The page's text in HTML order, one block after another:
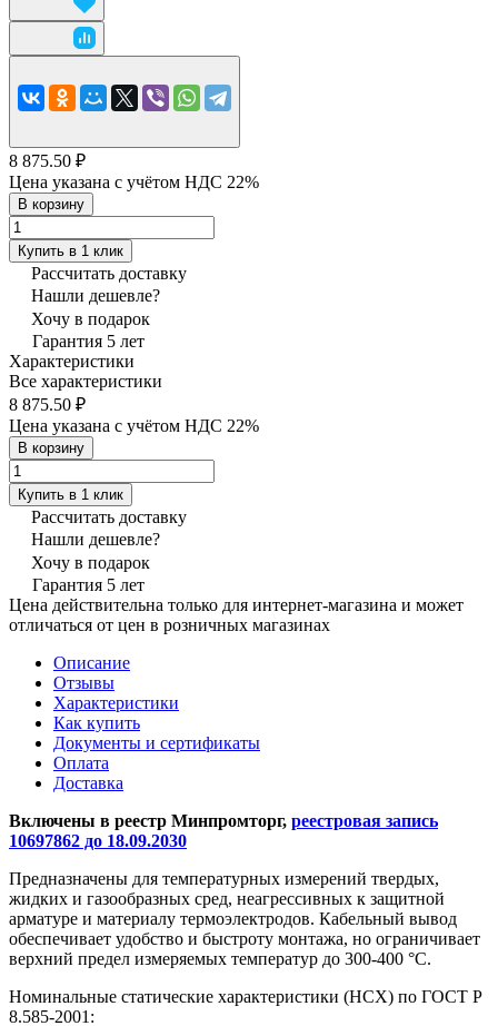
8 875.50 ₽
Цена указана с учётом НДС 22%
В корзину
Купить в 1 клик
Рассчитать доставку
Нашли дешевле?
Хочу в подарок
Гарантия 5 лет
Характеристики
Все характеристики
8 875.50 ₽
Цена указана с учётом НДС 22%
В корзину
Купить в 1 клик
Рассчитать доставку
Нашли дешевле?
Хочу в подарок
Гарантия 5 лет
Цена действительна только для интернет-магазина и может
отличаться от цен в розничных магазинах
Описание
Отзывы
Характеристики
Как купить
Документы и сертификаты
Оплата
Доставка
Включены в реестр Минпромторг, реестровая запись
10697862 до 18.09.2030
Предназначены для температурных измерений твердых,
жидких и газообразных сред, неагрессивных к защитной
арматуре и материалу термоэлектродов. Кабельный вывод
обеспечивает удобство и быстроту монтажа, но ограничивает
верхний предел измеряемых температур до 300-400 °С.
Номинальные статические характеристики (НСХ) по ГОСТ Р
8.585-2001: